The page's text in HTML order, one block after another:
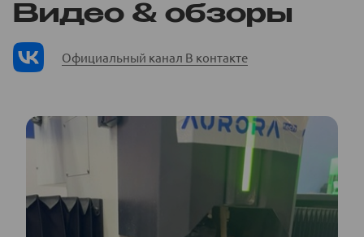
Видео & обзоры
Официальный канал В контакте